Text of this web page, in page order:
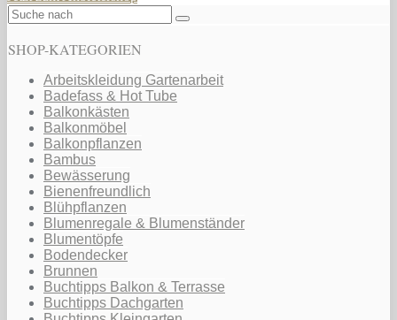
SHOP-KATEGORIEN
Arbeitskleidung Gartenarbeit
Badefass & Hot Tube
Balkonkästen
Balkonmöbel
Balkonpflanzen
Bambus
Bewässerung
Bienenfreundlich
Blühpflanzen
Blumenregale & Blumenständer
Blumentöpfe
Bodendecker
Brunnen
Buchtipps Balkon & Terrasse
Buchtipps Dachgarten